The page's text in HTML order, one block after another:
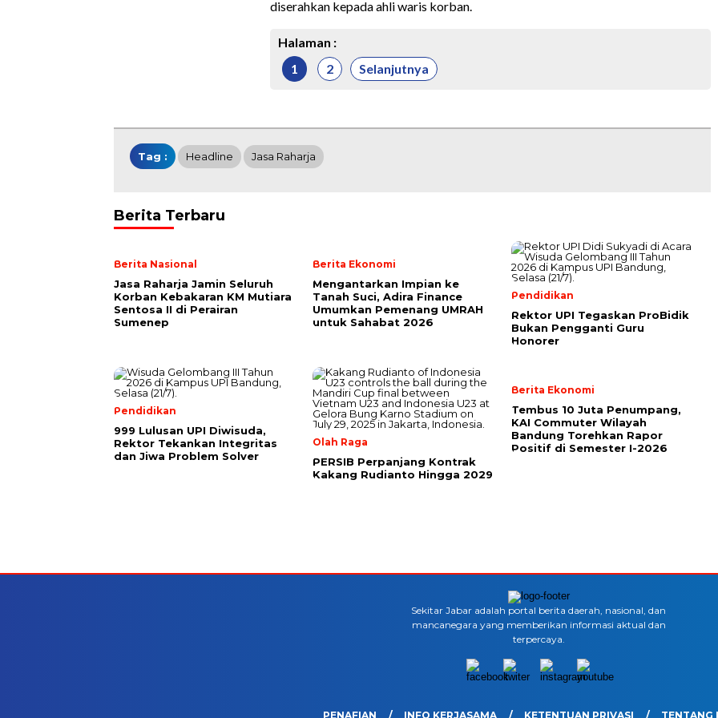
diserahkan kepada ahli waris korban.
Halaman :
1
2 Selanjutnya
Tag : Headline Jasa Raharja
Berita Terbaru
Berita Nasional
Jasa Raharja Jamin Seluruh
Korban Kebakaran KM Mutiara
Sentosa II di Perairan
Sumenep
Berita Ekonomi
Mengantarkan Impian ke
Tanah Suci, Adira Finance
Umumkan Pemenang UMRAH
untuk Sahabat 2026
Pendidikan
Rektor UPI Tegaskan ProBidik
Bukan Pengganti Guru
Honorer
Pendidikan
999 Lulusan UPI Diwisuda,
Rektor Tekankan Integritas
dan Jiwa Problem Solver
Olah Raga
PERSIB Perpanjang Kontrak
Kakang Rudianto Hingga 2029
Berita Ekonomi
Tembus 10 Juta Penumpang,
KAI Commuter Wilayah
Bandung Torehkan Rapor
Positif di Semester I-2026
Sekitar Jabar adalah portal berita daerah, nasional, dan
mancanegara yang memberikan informasi aktual dan
terpercaya.
PENAFIAN INFO KERJASAMA KETENTUAN PRIVASI TENTANG